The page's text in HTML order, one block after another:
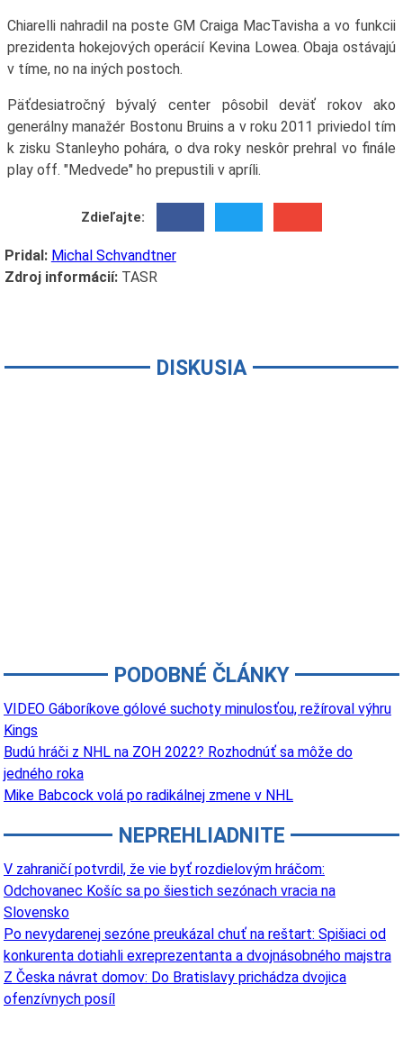
Chiarelli nahradil na poste GM Craiga MacTavisha a vo funkcii
prezidenta hokejových operácií Kevina Lowea. Obaja ostávajú
v tíme, no na iných postoch.
Päťdesiatročný bývalý center pôsobil deväť rokov ako
generálny manažér Bostonu Bruins a v roku 2011 priviedol tím
k zisku Stanleyho pohára, o dva roky neskôr prehral vo finále
play off. "Medvede" ho prepustili v apríli.
Zdieľajte:
Pridal: Michal Schvandtner
Zdroj informácií:TASR
DISKUSIA
PODOBNÉ ČLÁNKY
VIDEO Gáboríkove gólové suchoty minulosťou, režíroval výhru
Kings
Budú hráči z NHL na ZOH 2022? Rozhodnúť sa môže do
jedného roka
Mike Babcock volá po radikálnej zmene v NHL
NEPREHLIADNITE
V zahraničí potvrdil, že vie byť rozdielovým hráčom:
Odchovanec Košíc sa po šiestich sezónach vracia na
Slovensko
Po nevydarenej sezóne preukázal chuť na reštart: Spišiaci od
konkurenta dotiahli exreprezentanta a dvojnásobného majstra
Z Česka návrat domov: Do Bratislavy prichádza dvojica
ofenzívnych posíl